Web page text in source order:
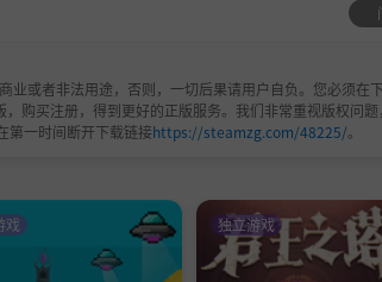
业或者非法用途，否则，一切后果请用户自负。您必须在
购买注册，得到更好的正版服务。我们非常重视版权问
第一时间断开下载链接https://steamzg.com/48225/。
戏 独立游戏